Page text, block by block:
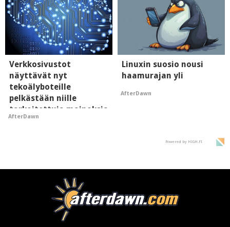
Verkkosivustot
näyttävät nyt
tekoälyboteille
pelkästään niille
tarkoitettuja mainoksia
- vaikuttaa tekoälyn
AfterDawn
Linuxin suosio nousi
haamurajan yli
AfterDawn
Powered by HIGH.FI